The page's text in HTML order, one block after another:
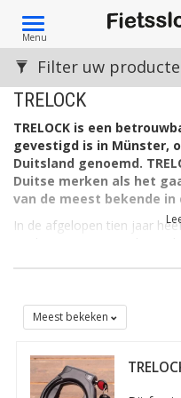
Toggle
navigation
Menu
TRELOCK
TRELOCK is een
gevestigd is in Münster,
Duitsland genoemd.
Duitse merken als het
van de meest bekende
In de afgelopen tien jaar
Het motto van TRELOCK is
zie je terug in de
uitstekend hun werk doen
fietsers en hun tweewielers.
producten staat de klant
Filter uw
Meest bekeken